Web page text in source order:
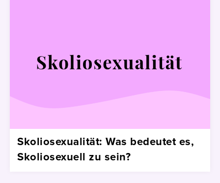
Skoliosexualität: Was bedeutet es,
Skoliosexuell zu sein?